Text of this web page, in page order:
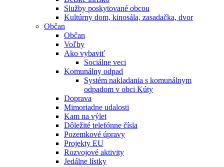
Služby poskytované obcou
Kultúrny dom, kinosála, zasadačka, dvor
Občan
Občan
Voľby
Ako vybaviť
Sociálne veci
Komunálny odpad
Systém nakladania s komunálnym
odpadom v obci Kúty
Doprava
Mimoriadne udalosti
Kam na výlet
Dôležité telefónne čísla
Pozemkové úpravy
Projekty EU
Rozvojové aktivity
Jedálne lístky